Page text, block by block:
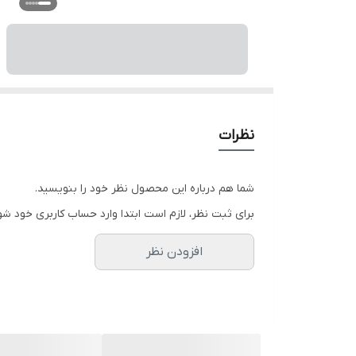
نظرات
شما هم درباره این محصول نظر خود را بنویسید.
برای ثبت نظر، لازم است ابتدا وارد حساب کاربری خود
افزودن نظر